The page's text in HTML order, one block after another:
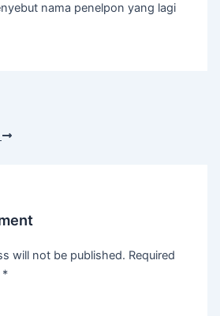
nama penelpon yang lagi
will not be published. Required
*